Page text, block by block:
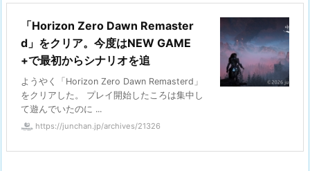
「Horizon Zero Dawn Remaster
d」をクリア。今度はNEW GAME
+で最初からシナリオを追
ようやく「Horizon Zero Dawn Remasterd」
をクリアした。 プレイ開始したころは集中し
て遊んでいたのに ...
https://junchan.jp/archives/21326